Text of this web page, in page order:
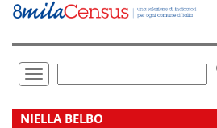
Vai
direttamente
Toggle
navigation
.
NIELLA BELBO